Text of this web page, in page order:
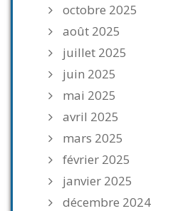
octobre 2025
août 2025
juillet 2025
juin 2025
mai 2025
avril 2025
mars 2025
février 2025
janvier 2025
décembre 2024